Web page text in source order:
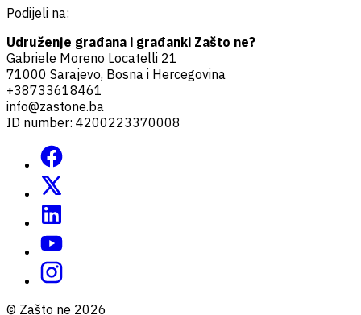
Podijeli na:
Udruženje građana i građanki Zašto ne?
Gabriele Moreno Locatelli 21
71000 Sarajevo, Bosna i Hercegovina
+38733618461
info@zastone.ba
ID number: 4200223370008
© Zašto ne 2026